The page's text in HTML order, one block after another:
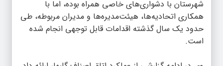
شهرستان با دشواری‌های خاصی همراه بوده، اما با
همکاری اتحادیه‌ها، هیئت‌مدیره‌ها و مدیران مربوطه، طی
حدود یک سال گذشته اقدامات قابل توجهی انجام شده
است.